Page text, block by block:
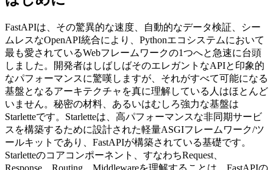
FastAPIは、その驚異的な速度、自動的なデータ検証、シー
ムレスなOpenAPI統合により、Pythonエコシステムにおいて
最も愛されているWebフレームワークの1つへと急速に台頭
しました。開発者はしばしばそのエレガントなAPIと印象的
なパフォーマンスに驚嘆しますが、それがすべて可能になる
基盤となるアーキテクチャを真に理解している人はほとんど
いません。秘密の材料、あるいはむしろ強力な基盤は
Starletteです。Starletteは、高パフォーマンスな非同期サービ
スを構築するために設計された軽量ASGIフレームワーク/ツ
ールキットであり、FastAPIが構築されている基礎です。
Starletteのコアコンポーネント、すなわちRequest、
Response、Routing、Middlewareを理解することは、FastAPIの